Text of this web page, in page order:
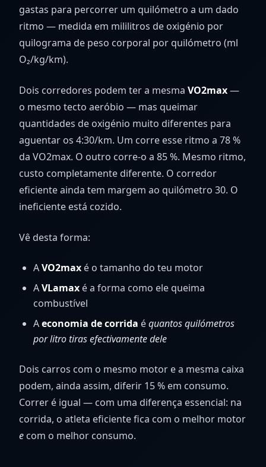
gastas para percorrer um quilómetro a um dado
ritmo — medida em mililitros de oxigénio por
quilograma de peso corporal por quilómetro (ml
O₂/kg/km).
Dois corredores podem ter a mesma VO2max—
o mesmo tecto aeróbio — mas queimar
quantidades de oxigénio muito diferentes para
aguentar os 4:30/km. Um corre esse ritmo a 78 %
da VO2max. O outro corre-o a 85 %. Mesmo ritmo,
custo completamente diferente. O corredor
eficiente ainda tem margem ao quilómetro 30. O
ineficiente está cozido.
Vê desta forma:
AVO2max é o tamanho do teu motor
AVLamax é a forma como ele queima
combustível
Aeconomia de corrida équantos quilómetros
por litro tiras efectivamente dele
Dois carros com o mesmo motor e a mesma caixa
podem, ainda assim, diferir 15 % em consumo.
Correr é igual — com uma diferença essencial: na
corrida, o atleta eficiente fica com o melhor motor
e com o melhor consumo.